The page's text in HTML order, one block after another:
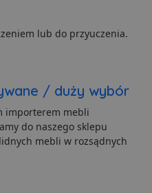
lub do przyuczenia.
/ duży wybór
importerem mebli
do naszego sklepu
mebli w rozsądnych
takich jak
kontem. Bez
prawidłowo
Dostawca/
Domena
Okres
przechowywania
.lubartow24.pl
4 minuty 57
sekund